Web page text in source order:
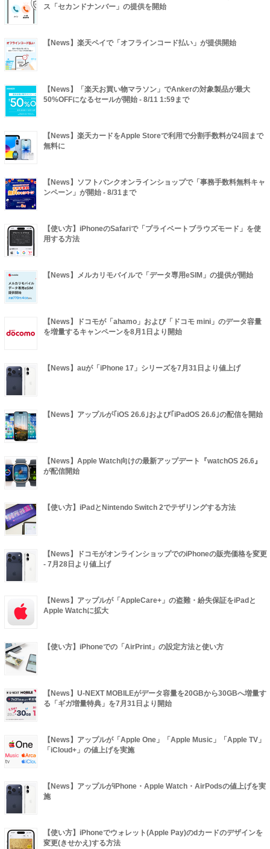
ス「セカンドナンバー」の提供を開始
【News】楽天ペイで「オフラインコード払い」が提供開始
【News】「楽天お買い物マラソン」でAnkerの対象製品が最大
50%OFFになるセールが開始 - 8/11 1:59まで
【News】楽天カードをApple Storeで利用で分割手数料が24回まで
無料に
【News】ソフトバンクオンラインショップで「事務手数料無料キャ
ンペーン」が開始 - 8/31まで
【使い方】iPhoneのSafariで「プライベートブラウズモード」を使
用する方法
【News】メルカリモバイルで「データ専用eSIM」の提供が開始
【News】ドコモが「ahamo」および「ドコモ mini」のデータ容量
を増量するキャンペーンを8月1日より開始
【News】auが「iPhone 17」シリーズを7月31日より値上げ
【News】アップルが｢iOS 26.6｣および｢iPadOS 26.6｣の配信を開始
【News】Apple Watch向けの最新アップデート『watchOS 26.6』
が配信開始
【使い方】iPadとNintendo Switch 2でテザリングする方法
【News】ドコモがオンラインショップでのiPhoneの販売価格を変更
- 7月28日より値上げ
【News】アップルが「AppleCare+」の盗難・紛失保証をiPadと
Apple Watchに拡大
【使い方】iPhoneでの「AirPrint」の設定方法と使い方
【News】U-NEXT MOBILEがデータ容量を20GBから30GBへ増量す
る「ギガ増量特典」を7月31日より開始
【News】アップルが「Apple One」「Apple Music」「Apple TV」
「iCloud+」の値上げを実施
【News】アップルがiPhone・Apple Watch・AirPodsの値上げを実
施
【使い方】iPhoneでウォレット(Apple Pay)のdカードのデザインを
変更(きせかえ)する方法